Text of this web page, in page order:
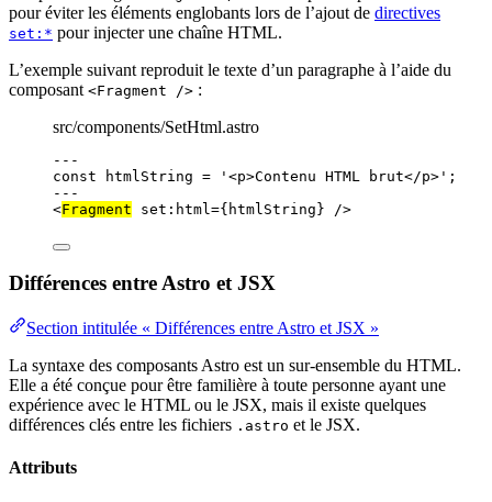
pour éviter les éléments englobants lors de l’ajout de directives
set:* pour injecter une chaîne HTML.
L’exemple suivant reproduit le texte d’un paragraphe à l’aide du
composant <Fragment /> :
src/components/SetHtml.astro
---
const
htmlString = ' <p>Contenu HTML brut</p> ' ;
---
<Fragment set:html ={ htmlString} />
Différences entre Astro et JSX
Section intitulée « Différences entre Astro et JSX »
La syntaxe des composants Astro est un sur-ensemble du HTML.
Elle a été conçue pour être familière à toute personne ayant une
expérience avec le HTML ou le JSX, mais il existe quelques
différences clés entre les fichiers .astro et le JSX.
Attributs